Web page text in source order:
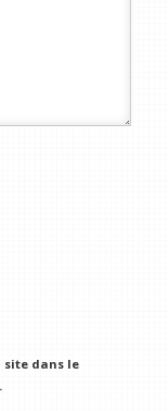
site dans le